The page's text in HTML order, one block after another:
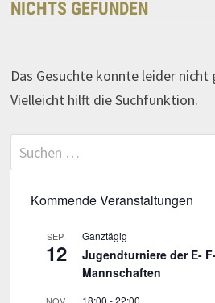
NICHTS GEFUNDEN
Das Gesuchte konnte leider
Vielleicht hilft die Suchfunktion.
Kommende Veranstaltungen
SEP.
12
Ganztägig
Jugendturniere der E-
Mannschaften